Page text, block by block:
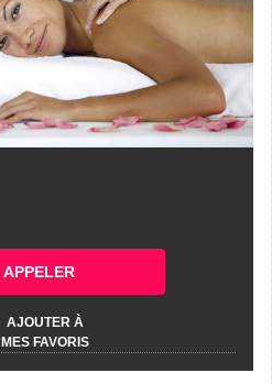
APPELER
AJOUTER À
MES FAVORIS